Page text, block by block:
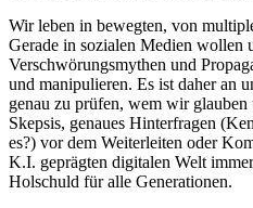
Wir leben in bewegten, von
Gerade in sozialen Medien wollen
Verschwörungsmythen und
und manipulieren. Es ist daher an
genau zu prüfen, wem wir glauben
Skepsis, genaues Hinterfragen
es?) vor dem Weiterleiten oder
K.I. geprägten digitalen Welt
Holschuld für alle Generationen.